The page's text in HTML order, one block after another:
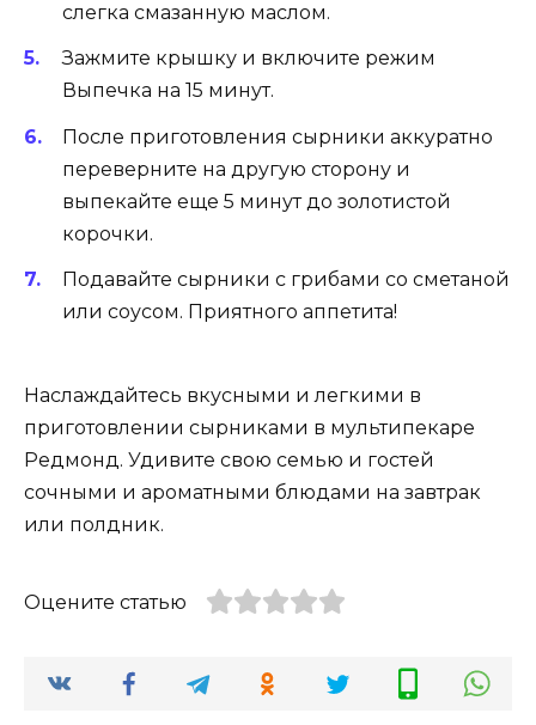
слегка смазанную маслом.
Зажмите крышку и включите режим
Выпечка на 15 минут.
После приготовления сырники аккуратно
переверните на другую сторону и
выпекайте еще 5 минут до золотистой
корочки.
Подавайте сырники с грибами со сметаной
или соусом. Приятного аппетита!
Наслаждайтесь вкусными и легкими в
приготовлении сырниками в мультипекаре
Редмонд. Удивите свою семью и гостей
сочными и ароматными блюдами на завтрак
или полдник.
Оцените статью